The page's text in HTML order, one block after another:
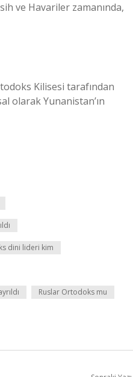
ve Havariler zamanında,
Kilisesi tarafından
olarak Yunanistan’ın
dini lideri kim
Ruslar Ortodoks mu